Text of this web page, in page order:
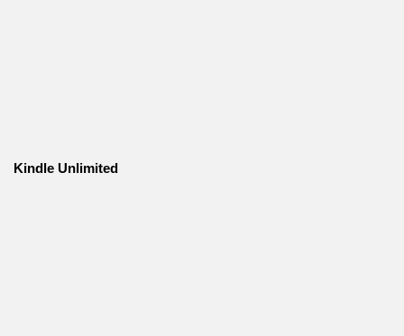
Kindle Unlimited